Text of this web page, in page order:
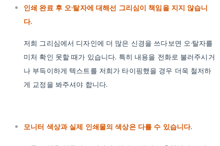
인쇄 완료 후 오·탈자에 대해선 그리심이 책임을 지지 않습니
다.
저희 그리심에서 디자인에 더 많은 신경을 쓰다보면 오·탈자를
미처 확인 못할 때가 있습니다. 특히 내용을 전화로 불러주시거
나 부득이하게 텍스트를 저희가 타이핑했을 경우 더욱 철저하
게 교정을 봐주셔야 합니다.
모니터 색상과 실제 인쇄물의 색상은 다를 수 있습니다.